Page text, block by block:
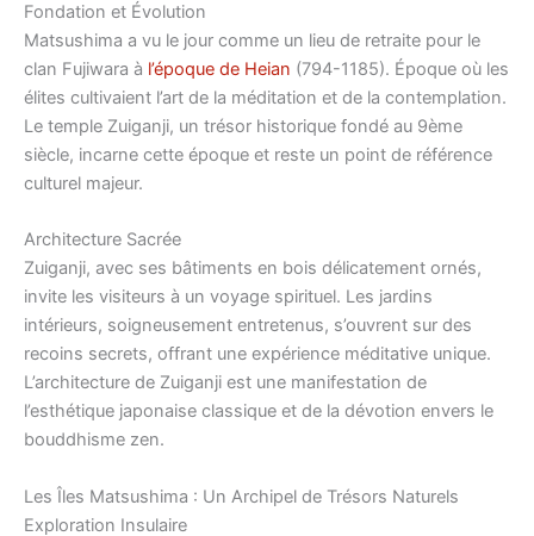
Fondation et Évolution
Matsushima a vu le jour comme un lieu de retraite pour le
clan Fujiwara à l’époque de Heian (794-1185). Époque où les
élites cultivaient l’art de la méditation et de la contemplation.
Le temple Zuiganji, un trésor historique fondé au 9ème
siècle, incarne cette époque et reste un point de référence
culturel majeur.
Architecture Sacrée
Zuiganji, avec ses bâtiments en bois délicatement ornés,
invite les visiteurs à un voyage spirituel. Les jardins
intérieurs, soigneusement entretenus, s’ouvrent sur des
recoins secrets, offrant une expérience méditative unique.
L’architecture de Zuiganji est une manifestation de
l’esthétique japonaise classique et de la dévotion envers le
bouddhisme zen.
Les Îles Matsushima : Un Archipel de Trésors Naturels
Exploration Insulaire